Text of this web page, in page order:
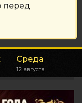
перед
Среда
12 августа